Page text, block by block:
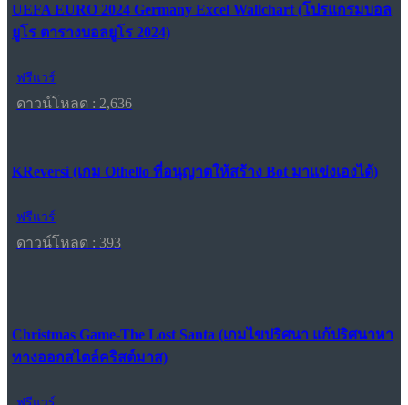
UEFA EURO 2024 Germany Excel Wallchart (โปรแกรมบอล
ยูโร ตารางบอลยูโร 2024)
ฟรีแวร์
ดาวน์โหลด : 2,636
KReversi (เกม Othello ที่อนุญาตให้สร้าง Bot มาแข่งเองได้)
ฟรีแวร์
ดาวน์โหลด : 393
Christmas Game-The Lost Santa (เกมไขปริศนา แก้ปริศนาหา
ทางออกสไตล์คริสต์มาส)